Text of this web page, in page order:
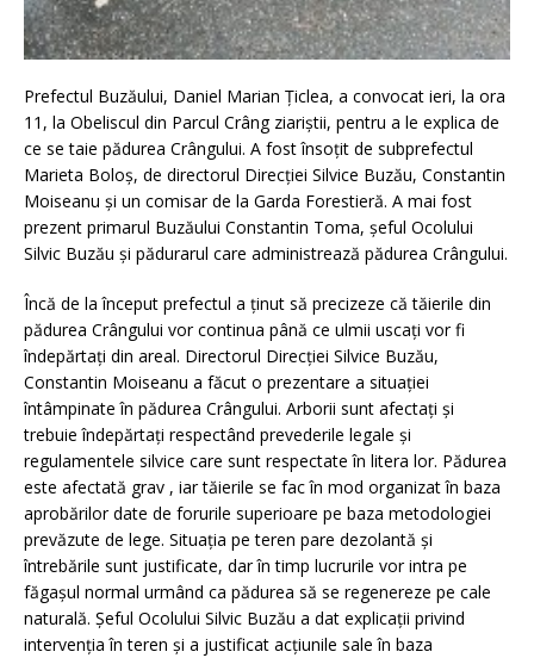
Prefectul Buzăului, Daniel Marian Țiclea, a convocat ieri, la ora
11, la Obeliscul din Parcul Crâng ziariștii, pentru a le explica de
ce se taie pădurea Crângului. A fost însoțit de subprefectul
Marieta Boloș, de directorul Direcției Silvice Buzău, Constantin
Moiseanu și un comisar de la Garda Forestieră. A mai fost
prezent primarul Buzăului Constantin Toma, șeful Ocolului
Silvic Buzău și pădurarul care administrează pădurea Crângului.
Încă de la început prefectul a ținut să precizeze că tăierile din
pădurea Crângului vor continua până ce ulmii uscați vor fi
îndepărtați din areal. Directorul Direcției Silvice Buzău,
Constantin Moiseanu a făcut o prezentare a situației
întâmpinate în pădurea Crângului. Arborii sunt afectați și
trebuie îndepărtați respectând prevederile legale și
regulamentele silvice care sunt respectate în litera lor. Pădurea
este afectată grav , iar tăierile se fac în mod organizat în baza
aprobărilor date de forurile superioare pe baza metodologiei
prevăzute de lege. Situația pe teren pare dezolantă și
întrebările sunt justificate, dar în timp lucrurile vor intra pe
făgașul normal urmând ca pădurea să se regenereze pe cale
naturală. Șeful Ocolului Silvic Buzău a dat explicații privind
intervenția în teren și a justificat acțiunile sale în baza